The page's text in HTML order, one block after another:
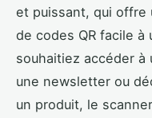
et puissant, qui offre
de codes QR facile à
souhaitiez accéder à
une newsletter ou
un produit, le